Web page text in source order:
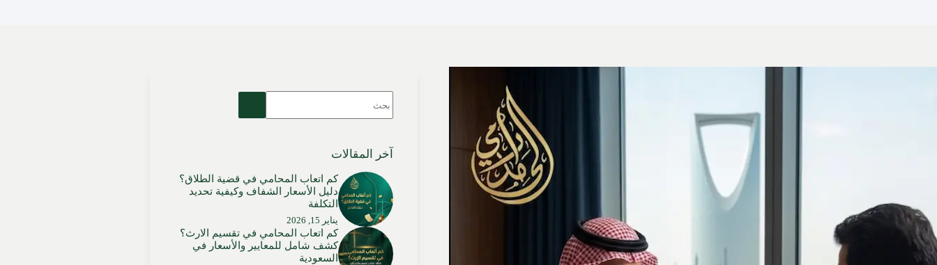
توجد
آخر المقالات
كم اتعاب المحامي في قضية الطلاق؟
دليل الأسعار الشفاف وكيفية تحديد
التكلفة
يناير 15, 2026
كم اتعاب المحامي في تقسيم الارث؟
كشف شامل للمعايير والأسعار في
السعودية